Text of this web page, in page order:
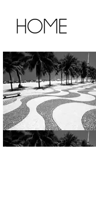
HOME